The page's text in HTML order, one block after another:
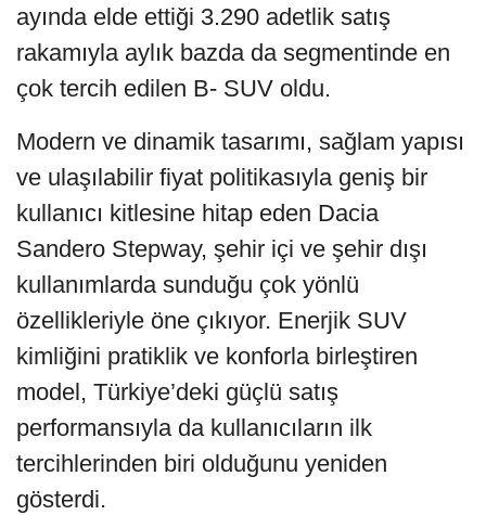
ayında elde ettiği 3.290 adetlik satış
rakamıyla aylık bazda da segmentinde en
çok tercih edilen B- SUV oldu.
Modern ve dinamik tasarımı, sağlam yapısı
ve ulaşılabilir fiyat politikasıyla geniş bir
kullanıcı kitlesine hitap eden Dacia
Sandero Stepway, şehir içi ve şehir dışı
kullanımlarda sunduğu çok yönlü
özellikleriyle öne çıkıyor. Enerjik SUV
kimliğini pratiklik ve konforla birleştiren
model, Türkiye’deki güçlü satış
performansıyla da kullanıcıların ilk
tercihlerinden biri olduğunu yeniden
gösterdi.